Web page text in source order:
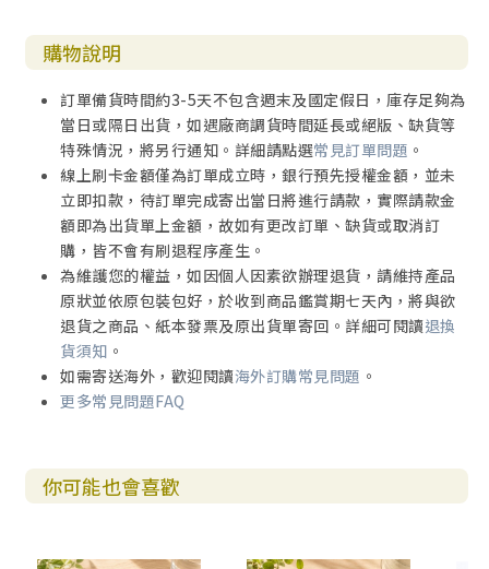
購物說明
訂單備貨時間約3-5天不包含週末及國定假日，庫存足夠為
當日或隔日出貨，如遇廠商調貨時間延長或絕版、缺貨等
特殊情況，將另行通知。詳細請點選常見訂單問題 。
線上刷卡金額僅為訂單成立時，銀行預先授權金額，並未
立即扣款，待訂單完成寄出當日將進行請款，實際請款金
額即為出貨單上金額，故如有更改訂單、缺貨或取消訂
購，皆不會有刷退程序產生。
為維護您的權益，如因個人因素欲辦理退貨，請維持產品
原狀並依原包裝包好，於收到商品鑑賞期七天內，將與欲
退貨之商品、紙本發票及原出貨單寄回。詳細可閱讀退換
貨須知 。
如需寄送海外，歡迎閱讀海外訂購常見問題 。
更多常見問題FAQ
你可能也會喜歡